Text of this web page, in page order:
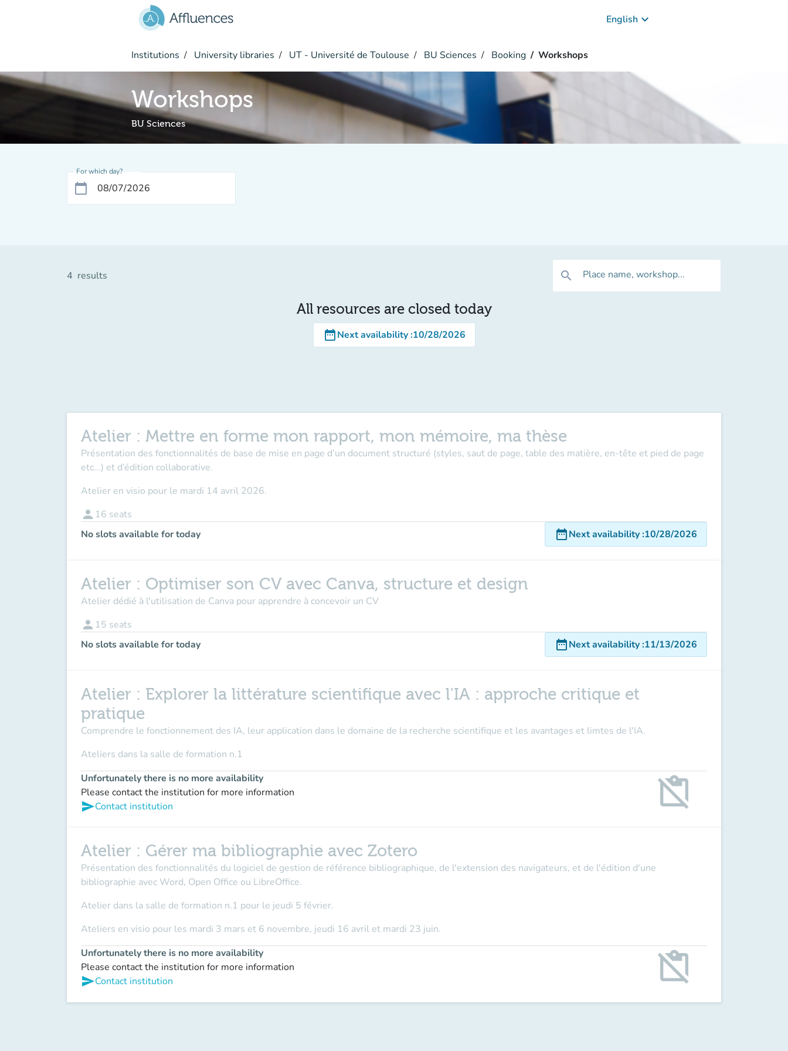
English keyboard_arrow_down
Institutions University libraries UT - Université de Toulouse BU Sciences Booking Workshops
Workshops
BU Sciences
For which day?
calendar_today
4 results search Place name, workshop...
All resources are closed today
date_rangeNext availability:10/28/2026
Atelier : Mettre en forme mon rapport, mon mémoire, ma thèse
Présentation des fonctionnalités de base de mise en page d’un document structuré (styles, saut de page, table des matière, en-tête et pied de page
etc...) et d’édition collaborative.
Atelier en visio pour le mardi 14 avril 2026.
person 16 seats
No slots available for today
date_rangeNext availability:10/28/2026
Atelier : Optimiser son CV avec Canva, structure et design
Atelier dédié à l'utilisation de Canva pour apprendre à concevoir un CV
person 15 seats
No slots available for today
date_rangeNext availability:11/13/2026
Atelier : Explorer la littérature scientifique avec l'IA : approche critique et
pratique
Comprendre le fonctionnement des IA, leur application dans le domaine de la recherche scientifique et les avantages et limtes de l'IA.
Ateliers dans la salle de formation n.1
Unfortunately there is no more availability
Please contact the institution for more information
sendContact institution content_paste_off
Atelier : Gérer ma bibliographie avec Zotero
Présentation des fonctionnalités du logiciel de gestion de référence bibliographique, de l'extension des navigateurs, et de l'édition d'une
bibliographie avec Word, Open Office ou LibreOffice.
Atelier dans la salle de formation n.1 pour le jeudi 5 février.
Ateliers en visio pour les mardi 3 mars et 6 novembre, jeudi 16 avril et mardi 23 juin.
Unfortunately there is no more availability
Please contact the institution for more information
sendContact institution content_paste_off